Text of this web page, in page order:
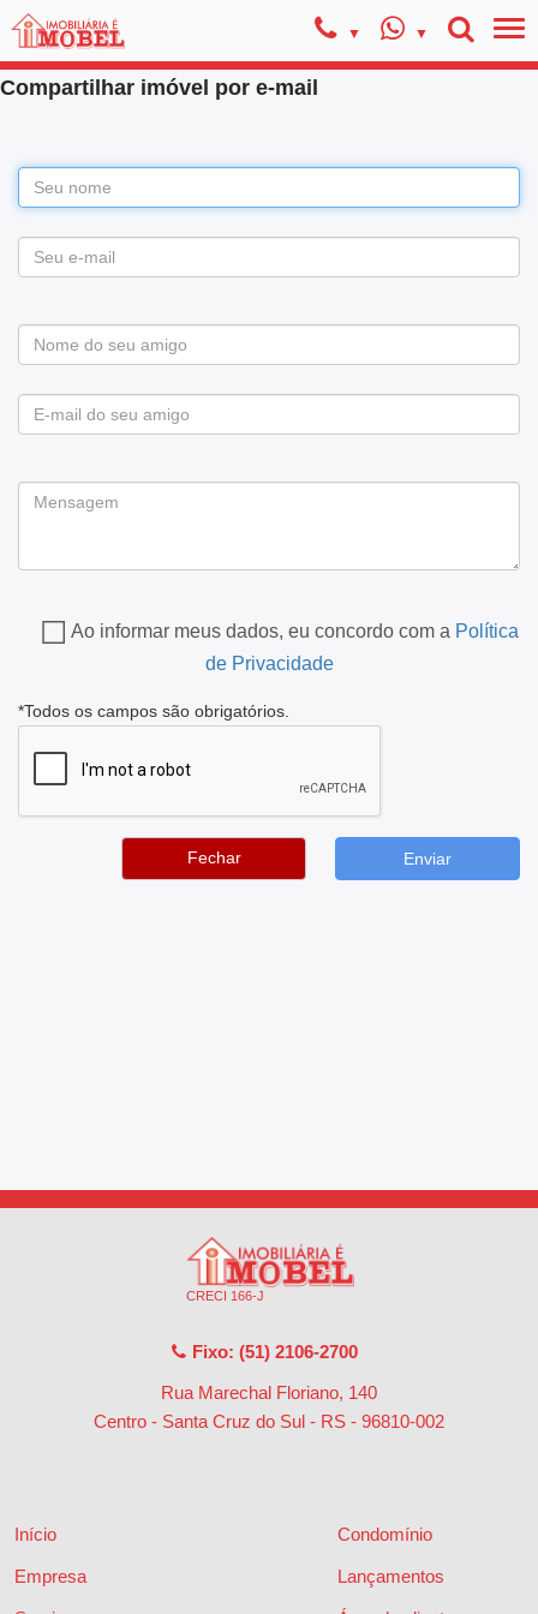
Compartilhar imóvel por e-mail
Ao informar meus dados, eu concordo com a Política
de Privacidade
*Todos os campos são obrigatórios.
Fechar
CRECI 166-J
Fixo: (51) 2106-2700
Rua Marechal Floriano, 140
Centro - Santa Cruz do Sul - RS - 96810-002
Início
Empresa
Condomínio
Lançamentos